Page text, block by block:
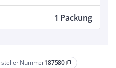
Nummer187580 content_copy
1 Packung